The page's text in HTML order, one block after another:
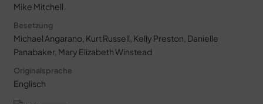
Mike Mitchell
Besetzung
Michael Angarano, Kurt Russell, Kelly Preston, Danielle
Panabaker, Mary Elizabeth Winstead
Originalsprache
Englisch